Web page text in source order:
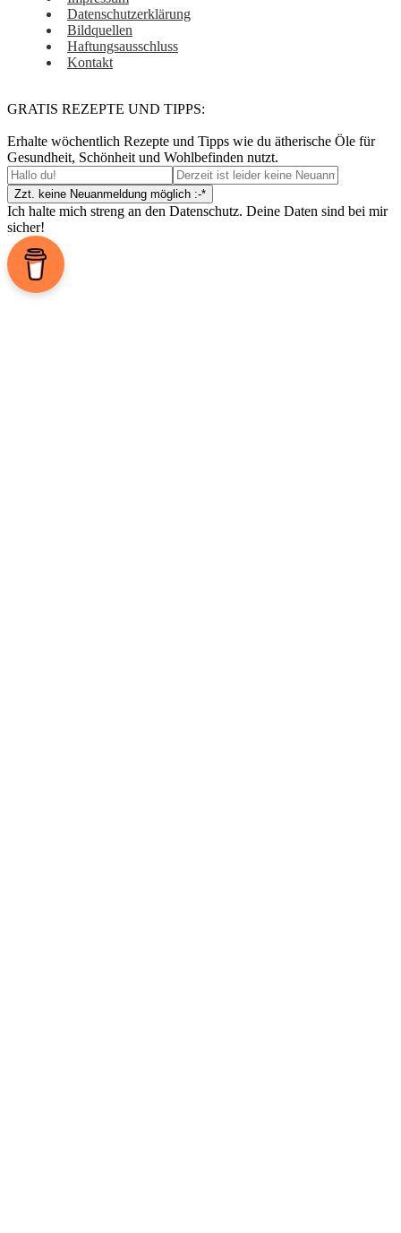
Datenschutzerklärung
Bildquellen
Haftungsausschluss
Kontakt
GRATIS REZEPTE UND TIPPS:
Erhalte wöchentlich Rezepte und Tipps wie du ätherische Öle für
Gesundheit, Schönheit und Wohlbefinden nutzt.
Ich halte mich streng an den Datenschutz. Deine Daten sind bei mir
sicher!